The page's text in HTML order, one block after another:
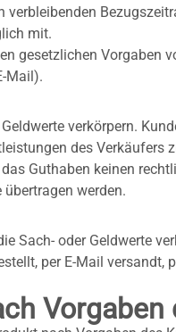
mit.
gesetzlichen Vorgaben
Mail).
verkörpern.
des
Guthaben keinen
werden.
Sach- oder Geldwerte
per E-Mail
Vorgaben